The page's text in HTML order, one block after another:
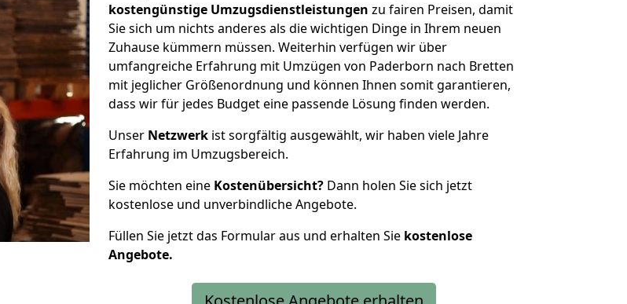
kostengünstige Umzugsdienstleistungen zu fairen Preisen, damit
Sie sich um nichts anderes als die wichtigen Dinge in Ihrem neuen
Zuhause kümmern müssen. Weiterhin verfügen wir über
umfangreiche Erfahrung mit Umzügen von Paderborn nach Bretten
mit jeglicher Größenordnung und können Ihnen somit garantieren,
dass wir für jedes Budget eine passende Lösung finden werden.
Unser Netzwerk ist sorgfältig ausgewählt, wir haben viele Jahre
Erfahrung im Umzugsbereich.
Sie möchten eine Kostenübersicht? Dann holen Sie sich jetzt
kostenlose und unverbindliche Angebote.
Füllen Sie jetzt das Formular aus und erhalten Sie kostenlose
Angebote.